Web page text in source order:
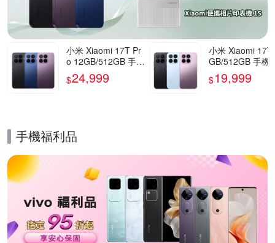
小米 Xiaomi 17T Pr
o 12GB/512GB 手機
官方旗艦館
$24,999
小米 Xiaomi 17T
GB/512GB 手機
方旗艦館
$19,999
手機福利品